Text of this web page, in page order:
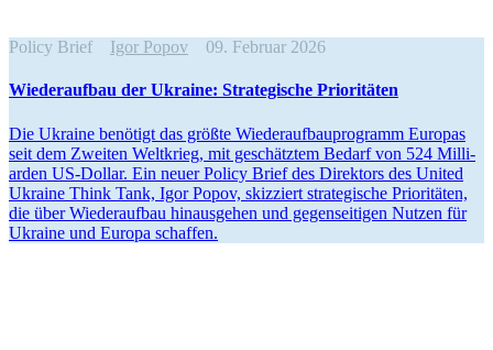
Policy Brief Igor Popov 09. Februar 2026
Wieder­aufbau der Ukraine: Strate­gische Prioritäten
Die Ukraine benö­tigt das größte Wie­der­auf­bau­pro­gramm Europas
seit dem Zweiten Welt­krieg, mit geschätz­tem Bedarf von 524 Mil­li­
ar­den US-Dollar. Ein neuer Policy Brief des Direk­tors des United
Ukraine Think Tank, Igor Popov, skiz­ziert stra­te­gi­sche Prio­ri­tä­ten,
die über Wie­der­auf­bau hin­aus­ge­hen und gegen­sei­ti­gen Nutzen für
Ukraine und Europa schaffen.